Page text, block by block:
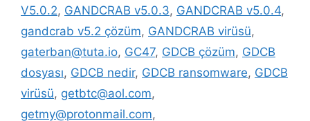
V5.0.2, GANDCRAB v5.0.3, GANDCRAB v5.0.4,
gandcrab v5.2 çözüm, GANDCRAB virüsü,
gaterban@tuta.io, GC47, GDCB çözüm, GDCB
dosyası, GDCB nedir, GDCB ransomware, GDCB
virüsü, getbtc@aol.com,
getmy@protonmail.com,